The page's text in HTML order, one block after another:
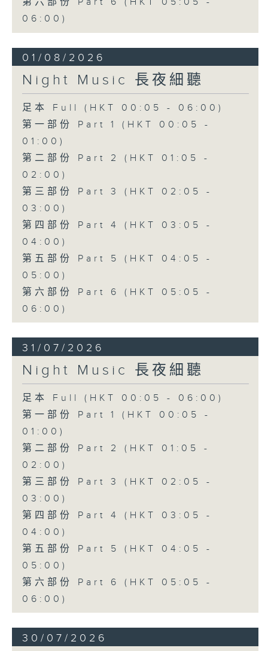
第六部份 Part 6 (HKT 05:05 -
06:00)
01/08/2026
Night Music 長夜細聽
足本 Full (HKT 00:05 - 06:00)
第一部份 Part 1 (HKT 00:05 -
01:00)
第二部份 Part 2 (HKT 01:05 -
02:00)
第三部份 Part 3 (HKT 02:05 -
03:00)
第四部份 Part 4 (HKT 03:05 -
04:00)
第五部份 Part 5 (HKT 04:05 -
05:00)
第六部份 Part 6 (HKT 05:05 -
06:00)
31/07/2026
Night Music 長夜細聽
足本 Full (HKT 00:05 - 06:00)
第一部份 Part 1 (HKT 00:05 -
01:00)
第二部份 Part 2 (HKT 01:05 -
02:00)
第三部份 Part 3 (HKT 02:05 -
03:00)
第四部份 Part 4 (HKT 03:05 -
04:00)
第五部份 Part 5 (HKT 04:05 -
05:00)
第六部份 Part 6 (HKT 05:05 -
06:00)
30/07/2026